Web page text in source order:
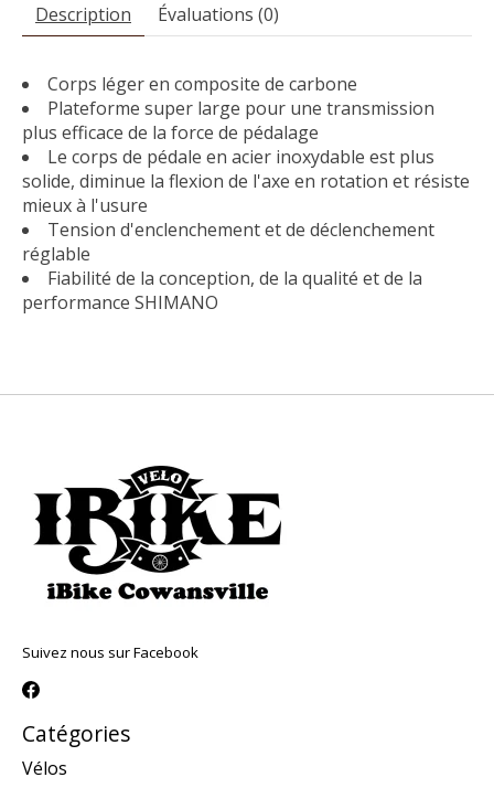
Description Évaluations (0)
Corps léger en composite de carbone
Plateforme super large pour une transmission
plus efficace de la force de pédalage
Le corps de pédale en acier inoxydable est plus
solide, diminue la flexion de l'axe en rotation et résiste
mieux à l'usure
Tension d'enclenchement et de déclenchement
réglable
Fiabilité de la conception, de la qualité et de la
performance SHIMANO
Suivez nous sur Facebook
Catégories
Vélos